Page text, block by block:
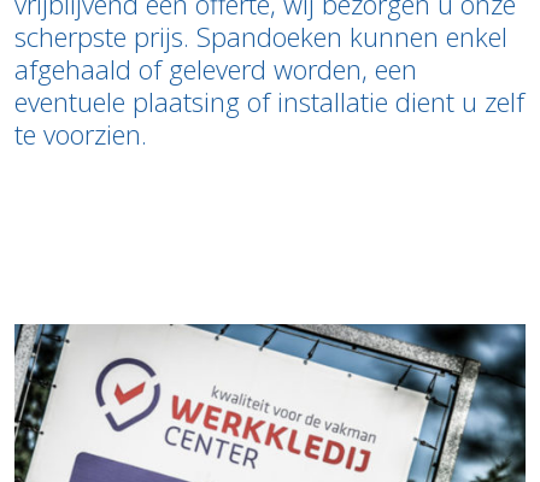
scherpste prijs. Spandoeken kunnen enkel
afgehaald of geleverd worden, een
eventuele plaatsing of installatie dient u zelf
te voorzien.